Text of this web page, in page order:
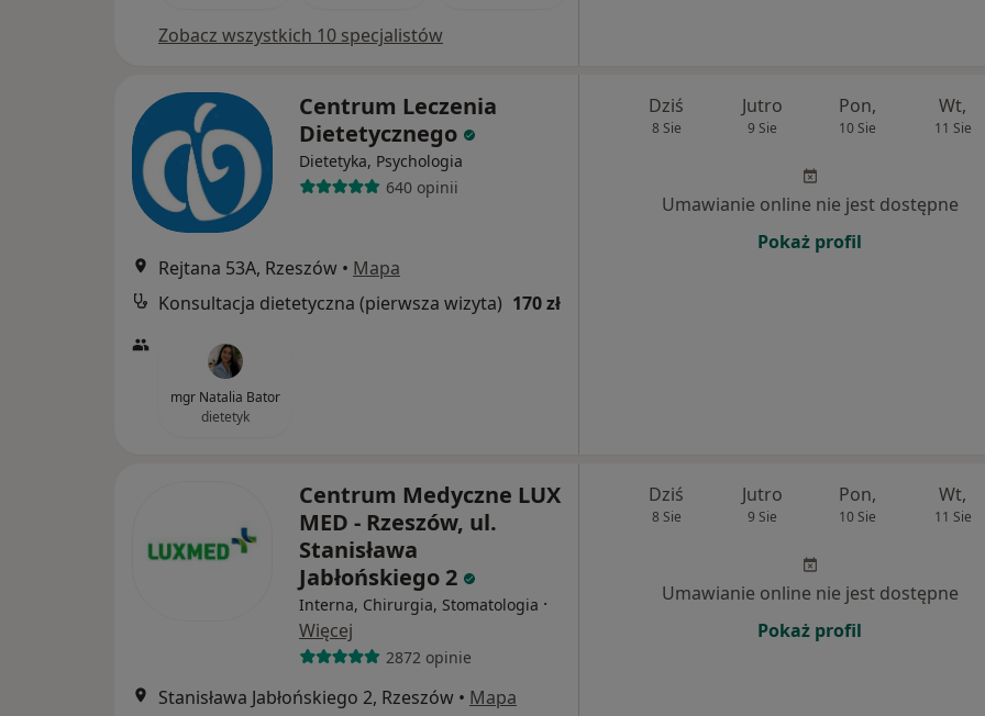
Zobacz wszystkich 10 specjalistów
Centrum Leczenia
Dietetycznego
Dietetyka, Psychologia
640 opinii
Rejtana 53A, Rzeszów • Mapa
Konsultacja dietetyczna (pierwsza wizyta) 170 zł
mgr Natalia Bator
dietetyk
Dziś
8 Sie
Jutro
9 Sie
Pon,
10 Sie
Wt,
11 Sie
Umawianie online nie jest dostępne
Pokaż profil
Centrum Medyczne LUX
MED - Rzeszów, ul.
Stanisława
Jabłońskiego 2
Interna, Chirurgia, Stomatologia ·
Więcej
2872 opinie
Stanisława Jabłońskiego 2, Rzeszów • Mapa
Dziś
8 Sie
Jutro
9 Sie
Pon,
10 Sie
Wt,
11 Sie
Umawianie online nie jest dostępne
Pokaż profil